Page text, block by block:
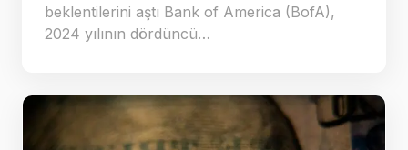
beklentilerini aştı Bank of America (BofA),
2024 yılının dördüncü…